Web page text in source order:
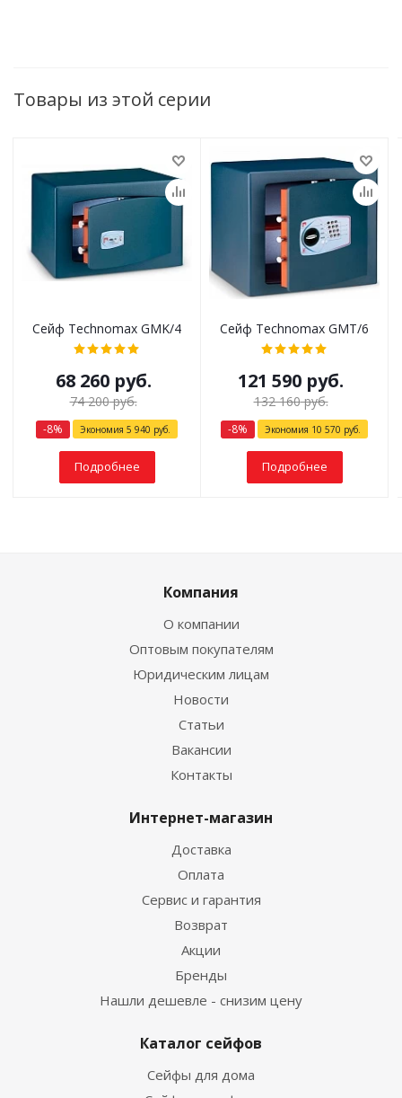
Товары из этой серии
Сейф Technomax GMK/4
68 260руб.
74 200руб.
-8% Экономия 5 940 руб.
Подробнее
Сейф Technomax GMT/6
121 590 руб.
132 160руб.
-8% Экономия 10 570 руб.
Подробнее
Компания
О компании
Оптовым покупателям
Юридическим лицам
Новости
Статьи
Вакансии
Контакты
Интернет-магазин
Доставка
Оплата
Сервис и гарантия
Возврат
Акции
Бренды
Нашли дешевле - снизим цену
Каталог сейфов
Сейфы для дома